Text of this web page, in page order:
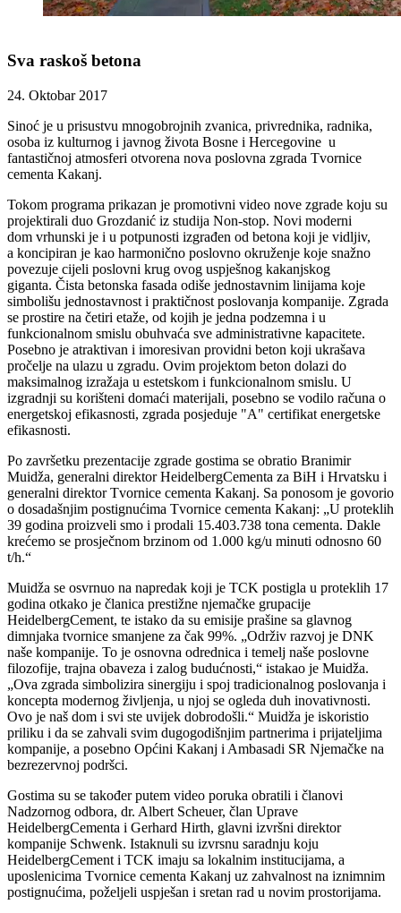
Sva raskoš betona
24. Oktobar 2017
Sinoć je u prisustvu mnogobrojnih zvanica, privrednika, radnika,
osoba iz kulturnog i javnog života Bosne i Hercegovine u
fantastičnoj atmosferi otvorena nova poslovna zgrada Tvornice
cementa Kakanj.
Tokom programa prikazan je promotivni video nove zgrade koju su
projektirali duo Grozdanić iz studija Non-stop. Novi moderni
dom vrhunski je i u potpunosti izgrađen od betona koji je vidljiv,
a koncipiran je kao harmonično poslovno okruženje koje snažno
povezuje cijeli poslovni krug ovog uspješnog kakanjskog
giganta. Čista betonska fasada odiše jednostavnim linijama koje
simbolišu jednostavnost i praktičnost poslovanja kompanije. Zgrada
se prostire na četiri etaže, od kojih je jedna podzemna i u
funkcionalnom smislu obuhvaća sve administrativne kapacitete.
Posebno je atraktivan i imoresivan providni beton koji ukrašava
pročelje na ulazu u zgradu. Ovim projektom beton dolazi do
maksimalnog izražaja u estetskom i funkcionalnom smislu. U
izgradnji su korišteni domaći materijali, posebno se vodilo računa o
energetskoj efikasnosti, zgrada posjeduje "A" certifikat energetske
efikasnosti.
Po završetku prezentacije zgrade gostima se obratio Branimir
Muidža, generalni direktor HeidelbergCementa za BiH i Hrvatsku i
generalni direktor Tvornice cementa Kakanj. Sa ponosom je govorio
o dosadašnjim postignućima Tvornice cementa Kakanj: „U proteklih
39 godina proizveli smo i prodali 15.403.738 tona cementa. Dakle
krećemo se prosječnom brzinom od 1.000 kg/u minuti odnosno 60
t/h.“
Muidža se osvrnuo na napredak koji je TCK postigla u proteklih 17
godina otkako je članica prestižne njemačke grupacije
HeidelbergCement, te istako da su emisije prašine sa glavnog
dimnjaka tvornice smanjene za čak 99%. „Održiv razvoj je DNK
naše kompanije. To je osnovna odrednica i temelj naše poslovne
filozofije, trajna obaveza i zalog budućnosti,“ istakao je Muidža.
„Ova zgrada simbolizira sinergiju i spoj tradicionalnog poslovanja i
koncepta modernog življenja, u njoj se ogleda duh inovativnosti.
Ovo je naš dom i svi ste uvijek dobrodošli.“ Muidža je iskoristio
priliku i da se zahvali svim dugogodišnjim partnerima i prijateljima
kompanije, a posebno Općini Kakanj i Ambasadi SR Njemačke na
bezrezervnoj podršci.
Gostima su se također putem video poruka obratili i članovi
Nadzornog odbora, dr. Albert Scheuer, član Uprave
HeidelbergCementa i Gerhard Hirth, glavni izvršni direktor
kompanije Schwenk. Istaknuli su izvrsnu saradnju koju
HeidelbergCement i TCK imaju sa lokalnim institucijama, a
uposlenicima Tvornice cementa Kakanj uz zahvalnost na iznimnim
postignućima, poželjeli uspješan i sretan rad u novim prostorijama.